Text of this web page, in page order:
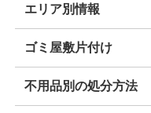
エリア別情報
ゴミ屋敷片付け
不用品別の処分方法